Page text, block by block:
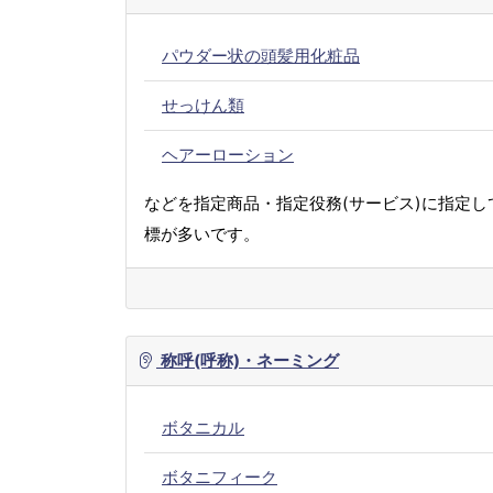
パウダー状の頭髪用化粧品
せっけん類
ヘアーローション
などを指定商品・指定役務(サービス)に指定し
標が多いです。
称呼(呼称)・ネーミング
ボタニカル
ボタニフィーク